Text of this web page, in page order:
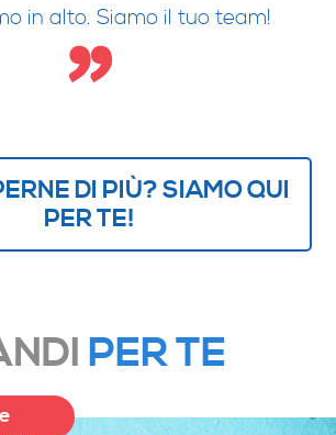
in alto. Siamo il tuo team!
DI PIÙ? SIAMO QUI
PER TE!
PER TE